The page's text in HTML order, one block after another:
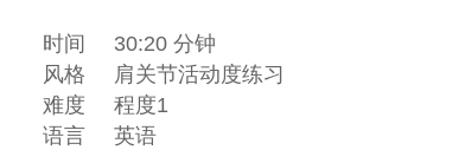
时间
30:20 分钟
风格
肩关节活动度练习
难度
程度1
语言
英语